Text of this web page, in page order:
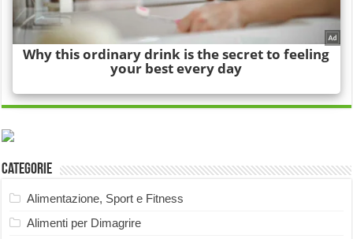
Categorie
Alimentazione, Sport e Fitness
Alimenti per Dimagrire